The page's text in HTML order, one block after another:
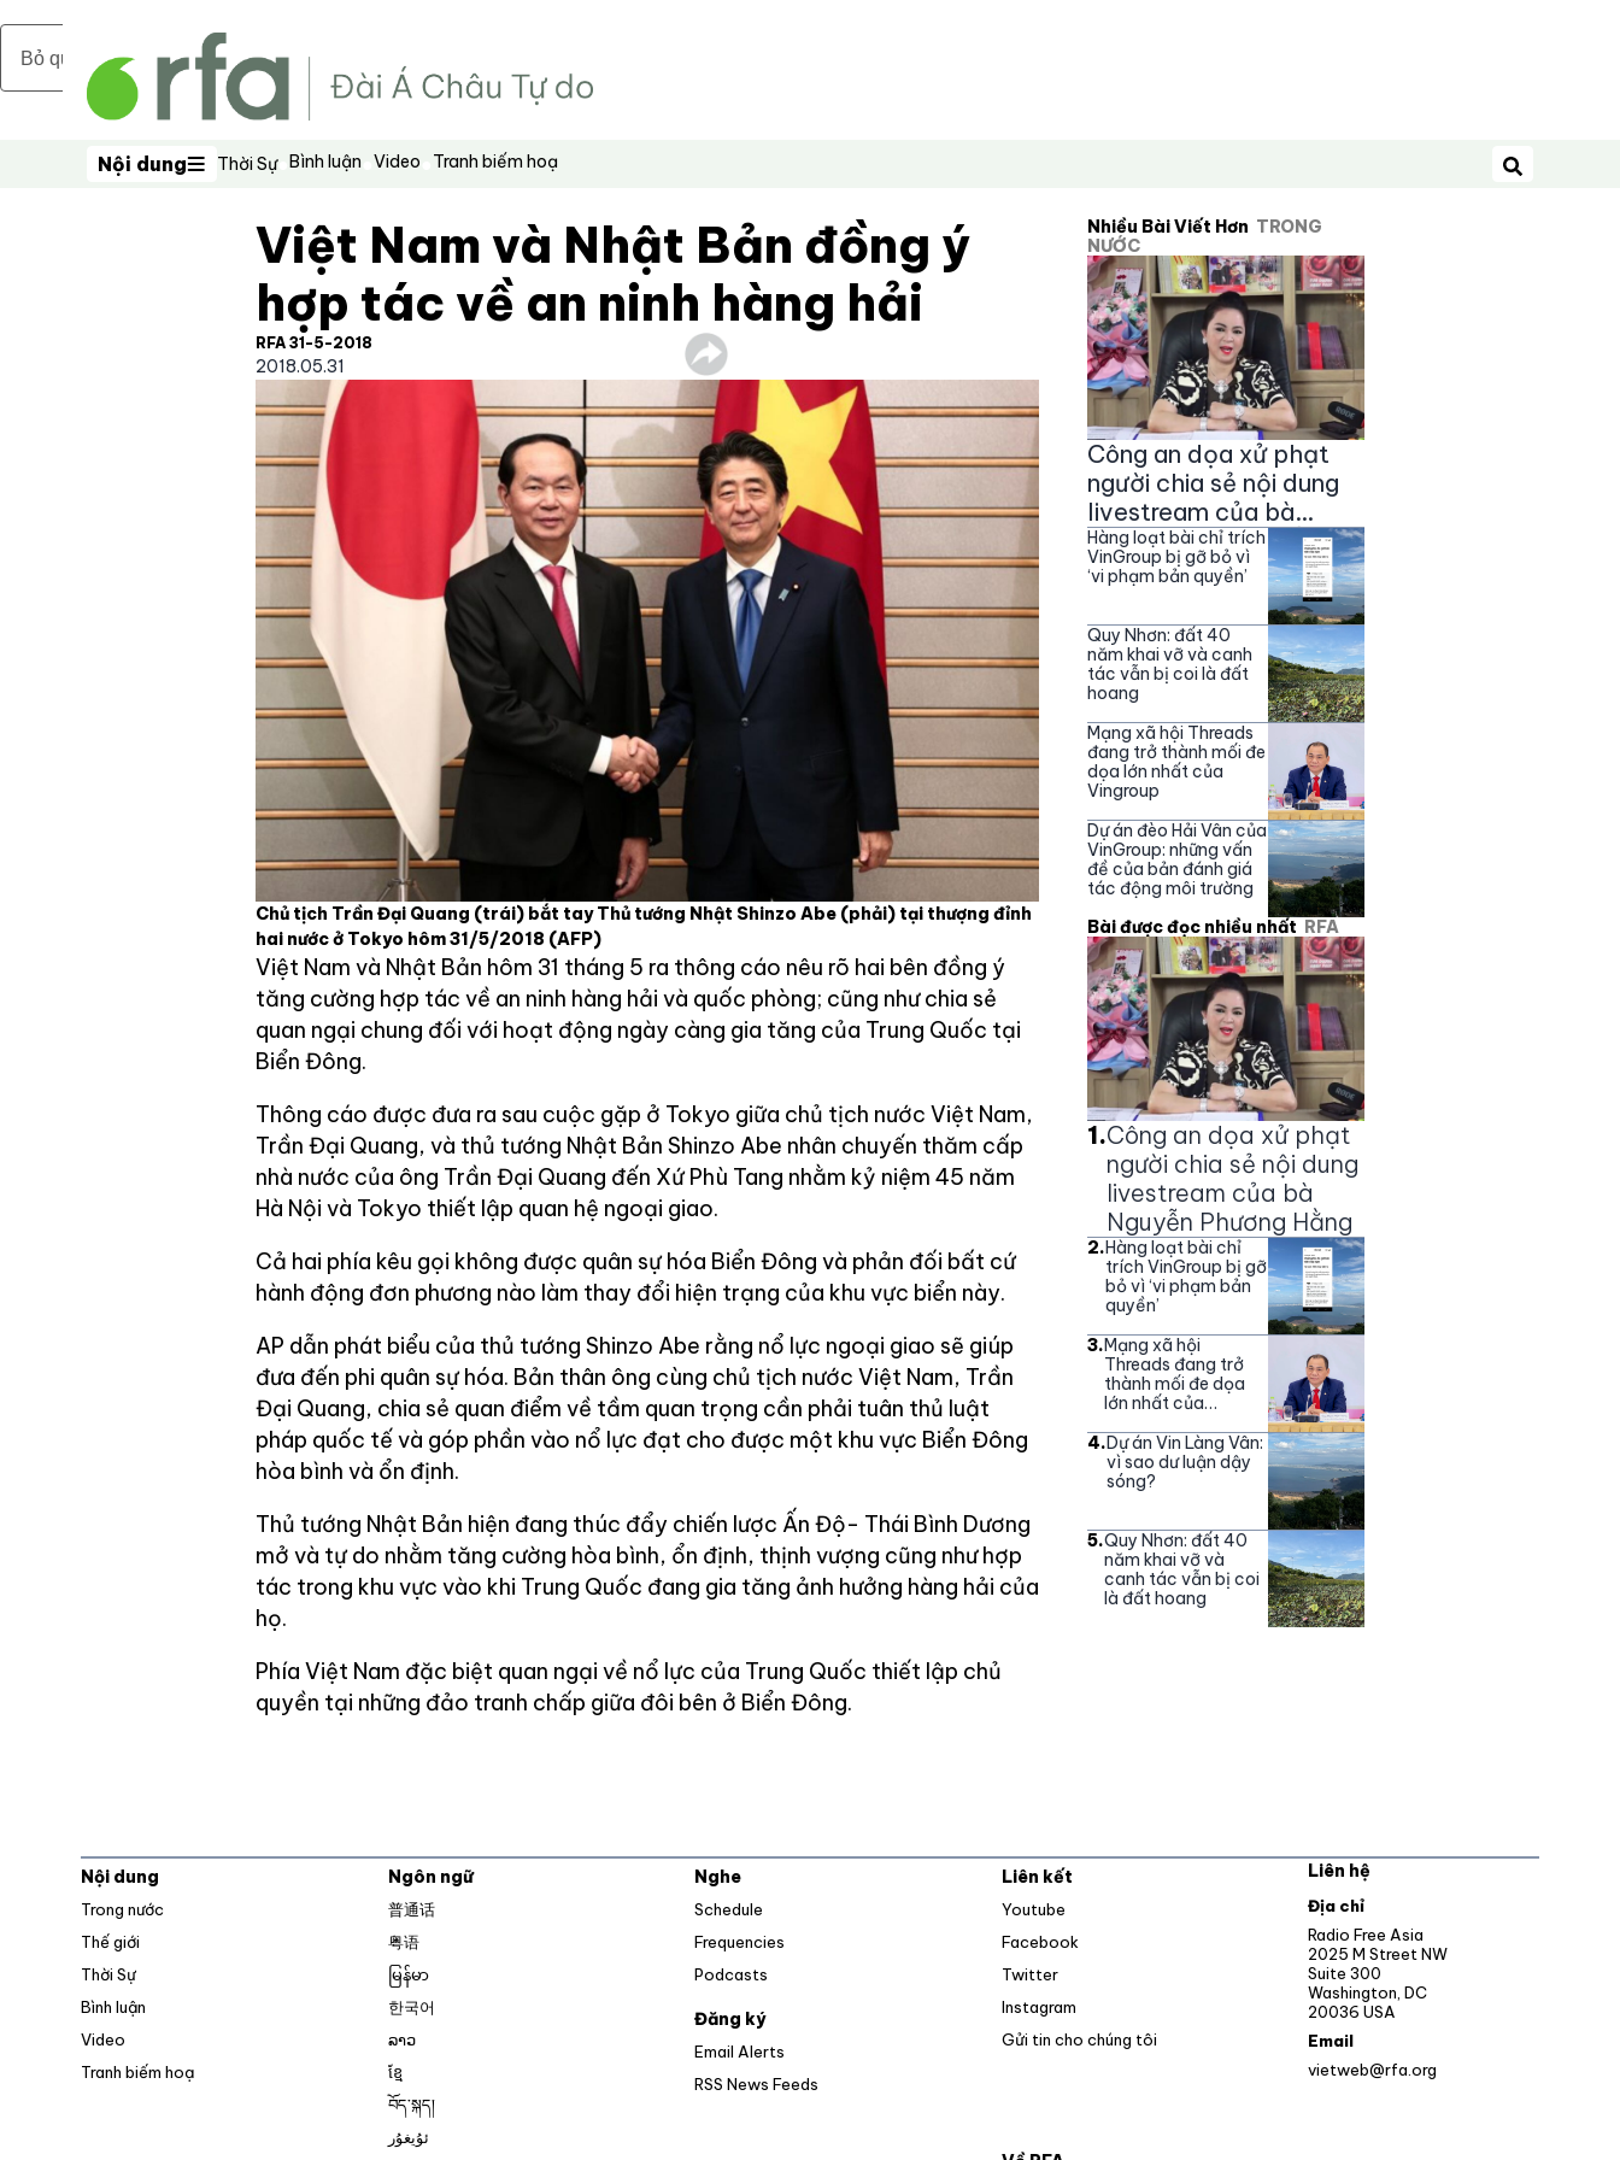
Bỏ qua nội dung chính
Nội dung
Nội dung Thời Sự Bình luận Video Tranh biếm hoạ
Tìm kiếm
Việt Nam và Nhật Bản đồng ý
hợp tác về an ninh hàng hải
RFA 31-5-2018
2018.05.31
Chủ tịch Trần Đại Quang (trái) bắt tay Thủ tướng Nhật Shinzo Abe (phải) tại thượng đỉnh
hai nước ở Tokyo hôm 31/5/2018 (AFP)
Việt Nam và Nhật Bản hôm 31 tháng 5 ra thông cáo nêu rõ hai bên đồng ý
tăng cường hợp tác về an ninh hàng hải và quốc phòng; cũng như chia sẻ
quan ngại chung đối với hoạt động ngày càng gia tăng của Trung Quốc tại
Biển Đông.
Thông cáo được đưa ra sau cuộc gặp ở Tokyo giữa chủ tịch nước Việt Nam,
Trần Đại Quang, và thủ tướng Nhật Bản Shinzo Abe nhân chuyến thăm cấp
nhà nước của ông Trần Đại Quang đến Xứ Phù Tang nhằm kỷ niệm 45 năm
Hà Nội và Tokyo thiết lập quan hệ ngoại giao.
Cả hai phía kêu gọi không được quân sự hóa Biển Đông và phản đối bất cứ
hành động đơn phương nào làm thay đổi hiện trạng của khu vực biển này.
AP dẫn phát biểu của thủ tướng Shinzo Abe rằng nổ lực ngoại giao sẽ giúp
đưa đến phi quân sự hóa. Bản thân ông cùng chủ tịch nước Việt Nam, Trần
Đại Quang, chia sẻ quan điểm về tầm quan trọng cần phải tuân thủ luật
pháp quốc tế và góp phần vào nổ lực đạt cho được một khu vực Biển Đông
hòa bình và ổn định.
Thủ tướng Nhật Bản hiện đang thúc đẩy chiến lược Ấn Độ- Thái Bình Dương
mở và tự do nhằm tăng cường hòa bình, ổn định, thịnh vượng cũng như hợp
tác trong khu vực vào khi Trung Quốc đang gia tăng ảnh hưởng hàng hải của
họ.
Phía Việt Nam đặc biệt quan ngại về nổ lực của Trung Quốc thiết lập chủ
quyền tại những đảo tranh chấp giữa đôi bên ở Biển Đông.
Nhiều Bài Viết Hơn TRONG
NƯỚC
Công an dọa xử phạt
người chia sẻ nội dung
livestream của bà
Nguyễn Phương Hằng
Hàng loạt bài chỉ trích
VinGroup bị gỡ bỏ vì
‘vi phạm bản quyền’
Quy Nhơn: đất 40
năm khai vỡ và canh
tác vẫn bị coi là đất
hoang
Mạng xã hội Threads
đang trở thành mối đe
dọa lớn nhất của
Vingroup
Dự án đèo Hải Vân của
VinGroup: những vấn
đề của bản đánh giá
tác động môi trường
Bài được đọc nhiều nhất RFA
1.Công an dọa xử phạt
người chia sẻ nội dung
livestream của bà
Nguyễn Phương Hằng
2.Hàng loạt bài chỉ
trích VinGroup bị gỡ
bỏ vì ‘vi phạm bản
quyền’
3.Mạng xã hội
Threads đang trở
thành mối đe dọa
lớn nhất của
4.Dự án Vin Làng Vân:
vì sao dư luận dậy
sóng?
5.Quy Nhơn: đất 40
năm khai vỡ và
canh tác vẫn bị coi
là đất hoang
Nội dung
Trong nước
Thế giới
Thời Sự
Bình luận
Video
Tranh biếm hoạ
Ngôn ngữ
普通话
粤语
မြန်မာ
한국어
ລາວ
ខ្មែ
བོད་སྐད།
ئۇيغۇر
Nghe
Schedule
Frequencies
Podcasts
Đăng ký
Email Alerts
RSS News Feeds
Liên kết
Youtube
Facebook
Twitter
Instagram
Gửi tin cho chúng tôi
Liên hệ
Địa chỉ
Radio Free Asia
2025 M Street NW
Suite 300
Washington, DC
20036 USA
Email
vietweb@rfa.org